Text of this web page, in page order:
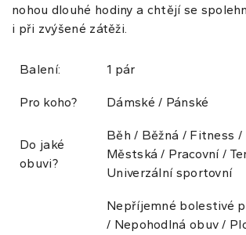
nohou dlouhé hodiny a chtějí se
i při zvýšené zátěži.
Balení: 1 pár
Pro koho? Dámské / Pánské
Do jaké
obuvi?
Běh / Běžná / Fitness
Městská / Pracovní /
Univerzální sportovní
Nepříjemné bolestivé
/ Nepohodlná obuv /